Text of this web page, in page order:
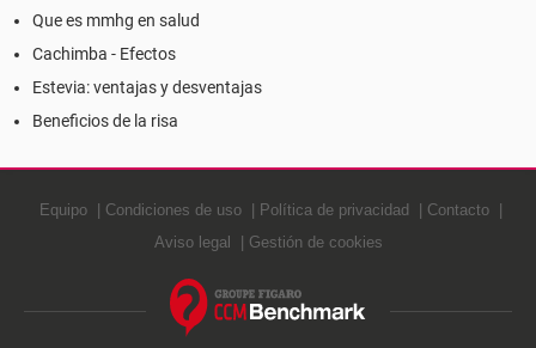
Que es mmhg en salud
Cachimba - Efectos
Estevia: ventajas y desventajas
Beneficios de la risa
Equipo Condiciones de uso Política de privacidad
Contacto
Aviso legal
Gestión de cookies